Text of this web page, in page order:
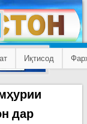
Иқтисод
дар